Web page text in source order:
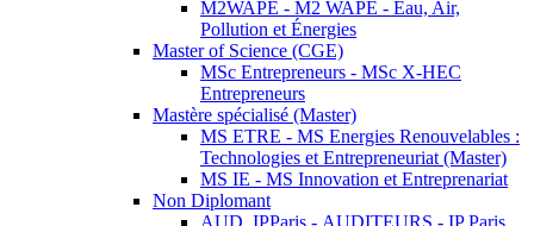
M2WAPE - M2 WAPE - Eau, Air,
Pollution et Énergies
Master of Science (CGE)
MSc Entrepreneurs - MSc X-HEC
Entrepreneurs
Mastère spécialisé (Master)
MS ETRE - MS Energies Renouvelables :
Technologies et Entrepreneuriat (Master)
MS IE - MS Innovation et Entreprenariat
Non Diplomant
AUD_IPParis - AUDITEURS - IP Paris